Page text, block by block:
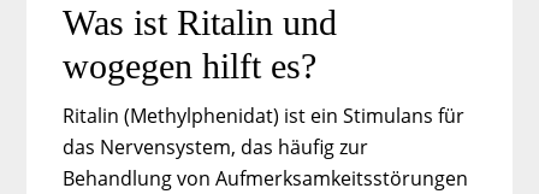
Was ist Ritalin und
wogegen hilft es?
Ritalin (Methylphenidat) ist ein Stimulans für
das Nervensystem, das häufig zur
Behandlung von Aufmerksamkeitsstörungen